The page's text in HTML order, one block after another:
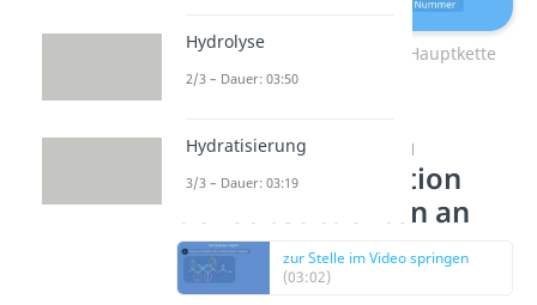
Schritt 2: Nummeriere die Hauptkette
Schritt 3: Gib den
Namen und Position
der Substituenten an
zur Stelle im Video springen
(03:02)
Hydrolyse
2/3 – Dauer: 03:50
Hydratisierung
3/3 – Dauer: 03:19